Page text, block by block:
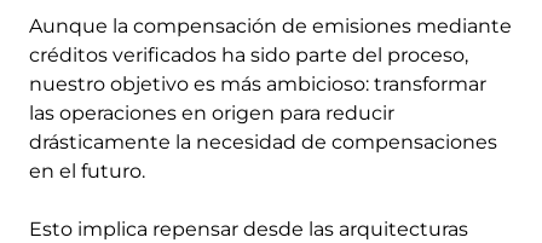
Aunque la compensación de emisiones mediante
créditos verificados ha sido parte del proceso,
nuestro objetivo es más ambicioso: transformar
las operaciones en origen para reducir
drásticamente la necesidad de compensaciones
en el futuro.
Esto implica repensar desde las arquitecturas